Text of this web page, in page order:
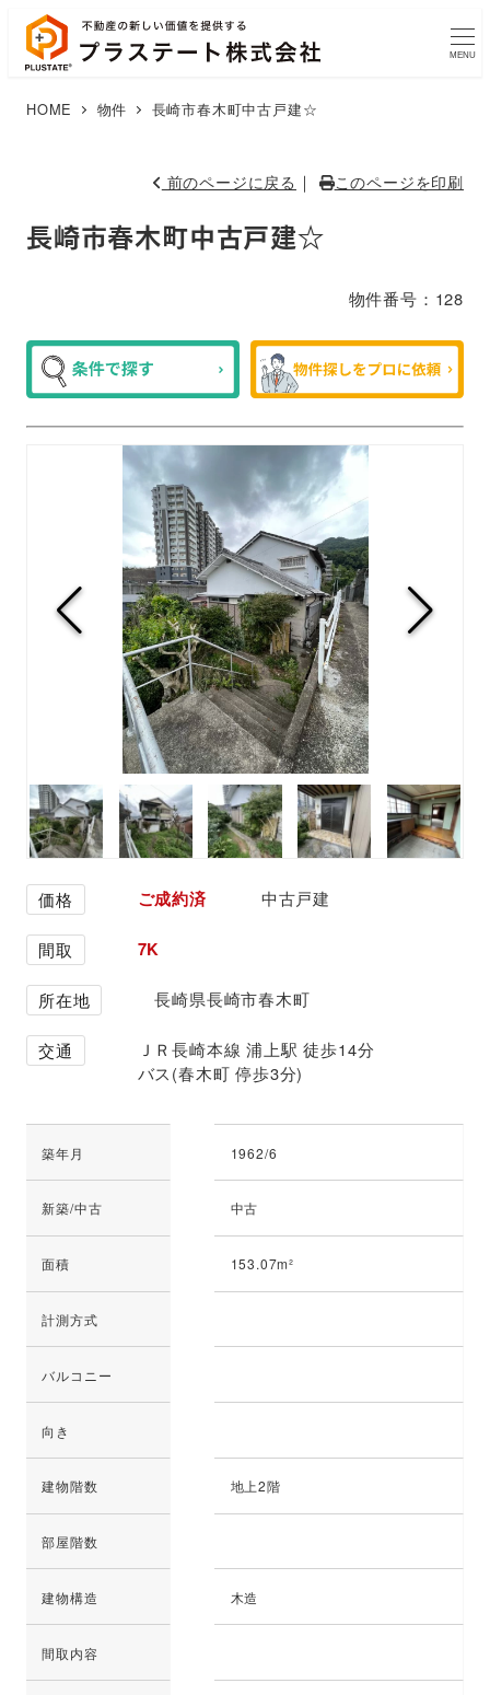
MENU
HOME 物件 長崎市春木町中古戸建☆
前のページに戻る ｜ このページを印刷
長崎市春木町中古戸建☆
物件番号：128
価格 ご成約済 中古戸建
間取 7K
所在地 長崎県長崎市春木町
交通
ＪＲ長崎本線 浦上駅 徒歩14分
バス(春木町 停歩3分)
築年月 1962/6
新築/中古 中古
面積 153.07m²
計測方式
バルコニー
向き
建物階数 地上2階
部屋階数
建物構造 木造
間取内容